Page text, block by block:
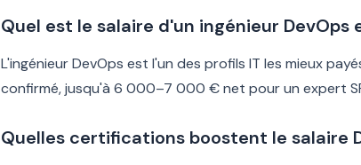
Quel est le salaire d'un ingénieur DevOps
L'ingénieur DevOps est l'un des profils IT les mieux
confirmé, jusqu'à 6 000–7 000 € net pour un expert
Quelles certifications boostent le salaire